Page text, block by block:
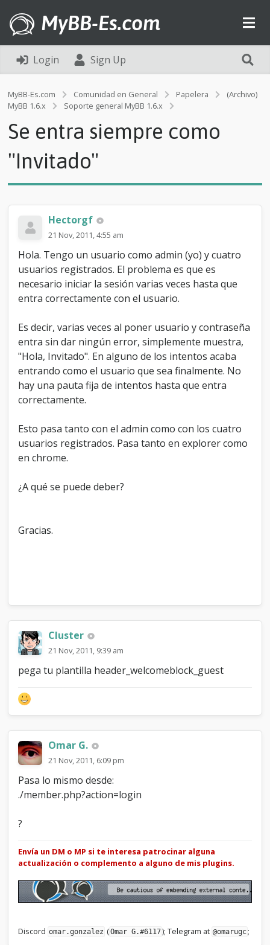
MyBB-Es.com
Login Sign Up
MyBB-Es.com Comunidad en General Papelera
(Archivo)
MyBB 1.6.x
Soporte general MyBB 1.6.x
e
n
s
e
e
c
m
o
I
n
v
i
t
d
Se entra siempre como
"Invitado"
Hectorgf
21 Nov, 2011, 4:55 am
Hola. Tengo un usuario como admin (yo) y cuatro
usuarios registrados. El problema es que es
necesario iniciar la sesión varias veces hasta que
entra correctamente con el usuario.
Es decir, varias veces al poner usuario y contraseña
entra sin dar ningún error, simplemente muestra,
"Hola, Invitado". En alguno de los intentos acaba
entrando como el usuario que sea finalmente. No
hay una pauta fija de intentos hasta que entra
correctamente.
Esto pasa tanto con el admin como con los cuatro
usuarios registrados. Pasa tanto en explorer como
en chrome.
¿A qué se puede deber?
Gracias.
Cluster
21 Nov, 2011, 9:39 am
pega tu plantilla header_welcomeblock_guest
Omar G.
21 Nov, 2011, 6:09 pm
Pasa lo mismo desde:
./member.php?action=login
?
Envía un DM o MP si te interesa patrocinar alguna
actualización o complemento a alguno de mis plugins.
Discord omar.gonzalez (Omar G.#6117); Telegram at @omarugc ;